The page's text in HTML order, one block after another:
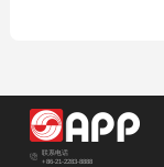
联系电话
+86-21-2283-8888